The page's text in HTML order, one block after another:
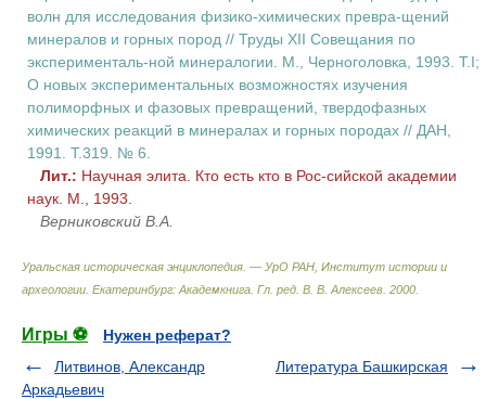
волн для исследования физико-химических превра-щений
минералов и горных пород // Труды XII Совещания по
эксперименталь-ной минералогии. М., Черноголовка, 1993. Т.I;
О новых экспериментальных возможностях изучения
полиморфных и фазовых превращений, твердофазных
химических реакций в минералах и горных породах // ДАН,
1991. Т.319. № 6.
Лит.: Научная элита. Кто есть кто в Рос-сийской академии
наук. М., 1993.
Верниковский В.А.
Уральская историческая энциклопедия. — УрО РАН, Институт истории и
археологии. Екатеринбург: Академкнига Гл. ред. В. В. Алексеев 2000
Игры ⚽
Нужен реферат?
Литвинов, Александр
Аркадьевич
Литература Башкирская